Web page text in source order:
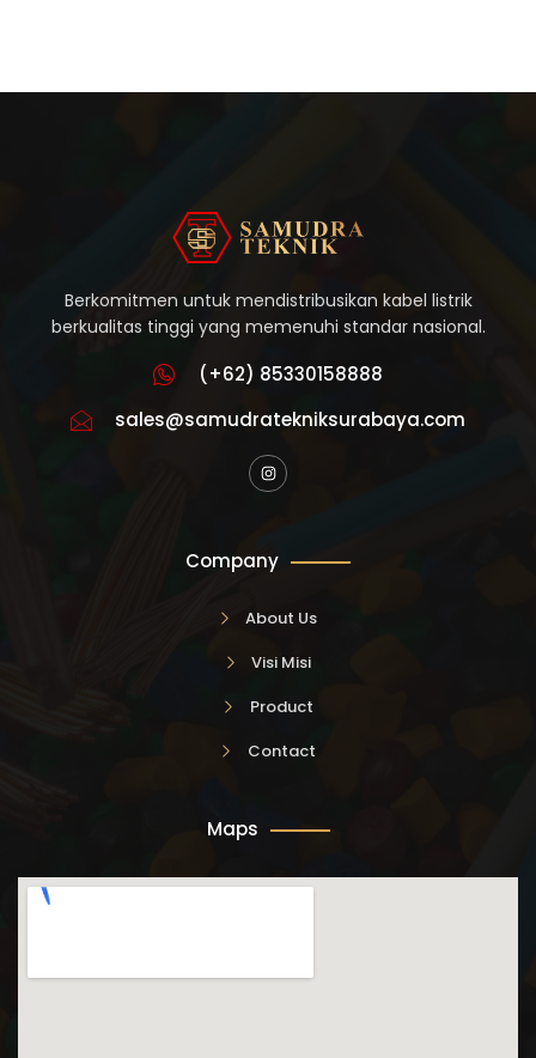
Berkomitmen untuk mendistribusikan kabel listrik
berkualitas tinggi yang memenuhi standar nasional.
(+62) 85330158888
sales@samudratekniksurabaya.com
Company
About Us
Visi Misi
Product
Contact
Maps